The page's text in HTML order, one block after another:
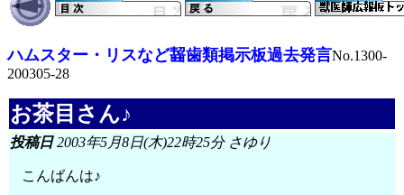
ハムスター・リスなど齧歯類掲示板過去発言No.1300-
200305-28
お茶目さん♪
投稿日2003年5月8日(木)22時25分 さゆり
こんばんは♪